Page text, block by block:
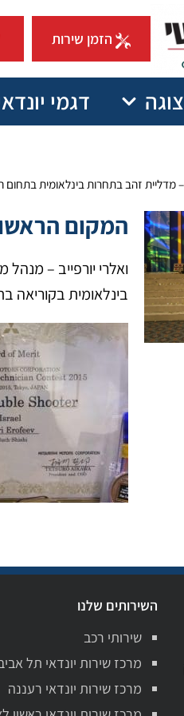
הזמן שירות
דגמי
מדליית זהב בתחרות בינלאומית בתחום
המקום
ואלרי יורפייב –
בינלאומית בקוריאה
השירותים שלנו
שירותי רכב
מרכז שירות יונדאי תל
מרכז שירות יונדאי רעננה